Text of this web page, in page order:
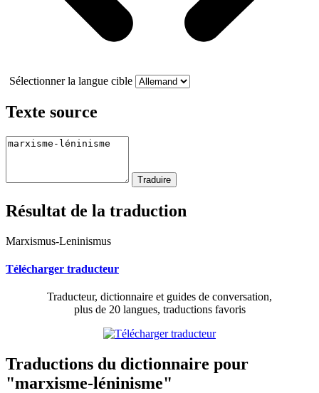
Sélectionner la langue cible
Texte source
Résultat de la traduction
Marxismus-Leninismus
Télécharger traducteur
Traducteur, dictionnaire et guides de conversation,
plus de 20 langues, traductions favoris
Traductions du dictionnaire pour
"marxisme-léninisme"